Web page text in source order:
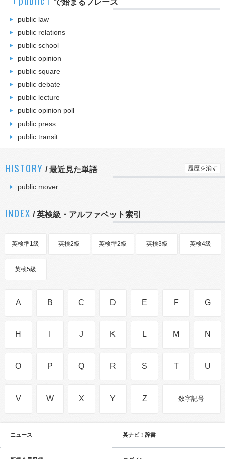
で始まるフレーズ
public law
public relations
public school
public opinion
public square
public debate
public lecture
public opinion poll
public press
public transit
HISTORY /最近見た単語 履歴を消す
public mover
INDEX / 英検級・アルファベット索引
英検準1級 英検2級 英検準2級 英検3級 英検4級
英検5級
A B C D E F G
H J K L M N
O P Q R S T U
V W X Y Z 数字記号
ニュース 英ナビ！辞書